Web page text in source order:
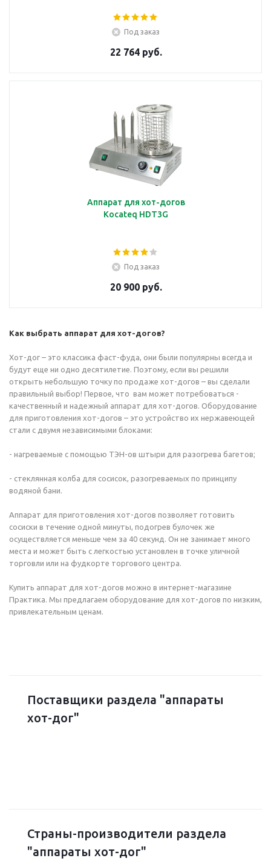
Под заказ
22 764 руб.
Аппарат для хот-догов
Kocateq HDT3G
Под заказ
20 900 руб.
Как выбрать аппарат для хот-догов?
Хот-дог – это классика фаст-фуда, они были популярны всегда и
будут еще ни одно десятилетие. Поэтому, если вы решили
открыть небольшую точку по продаже хот-догов – вы сделали
правильный выбор! Первое, что вам может потребоваться -
качественный и надежный аппарат для хот-догов. Оборудование
для приготовления хот-догов – это устройство их нержавеющей
стали с двумя независимыми блоками:
- нагреваемые с помощью ТЭН-ов штыри для разогрева багетов;
- стеклянная колба для сосисок, разогреваемых по принципу
водяной бани.
Аппарат для приготовления хот-догов позволяет готовить
сосиски в течение одной минуты, подогрев булочек же
осуществляется меньше чем за 40 секунд. Он не занимает много
места и может быть с легкостью установлен в точке уличной
торговли или на фудкорте торгового центра.
Купить аппарат для хот-догов можно в интернет-магазине
Практика. Мы предлагаем оборудование для хот-догов по низким,
привлекательным ценам.
Поставщики раздела "аппараты
хот-дог"
Страны-производители раздела
"аппараты хот-дог"